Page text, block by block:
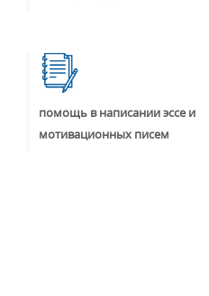
помощь в написании эссе и
мотивационных писем